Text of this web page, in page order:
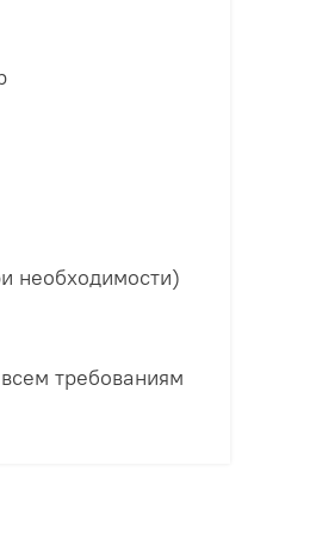
необходимости)
требованиям